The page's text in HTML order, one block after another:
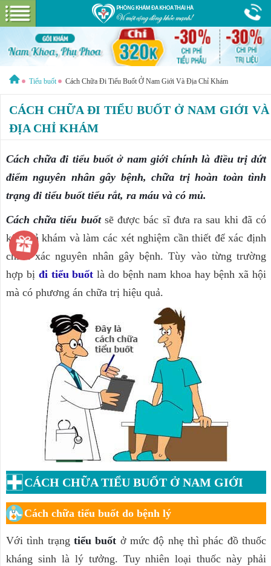
Hotline:0365 115 116 Miễn phí tư vấn
NAM KHOA
LIỆT DƯƠNG
XUẤT TINH SỚM
BAO QUY ĐẦU
VIÊM TINH HOÀN
VIÊM NIỆU ĐẠO
YẾU SINH LÝ
VÔ SINH
TIỂU BUỐT
PHÒNG KHÁM NAM KHOA
HÔI NÁCH
PHÒNG KHÁM
Tiểu buốt Cách Chữa Đi Tiểu Buốt Ở Nam Giới Và Địa Chỉ Khám
CÁCH CHỮA ĐI TIỂU BUỐT Ở NAM GIỚI VÀ
ĐỊA CHỈ KHÁM
Cách chữa đi tiểu buốt ở nam giới chính là điều trị dứt
điểm nguyên nhân gây bệnh, chữa trị hoàn toàn tình
trạng đi tiểu buốt tiểu rắt, ra máu và có mủ.
Cách chữa tiểu buốtsẽ được bác sĩ đưa ra sau khi đã có
kết quả khám và làm các xét nghiệm cần thiết để xác định
chính xác nguyên nhân gây bệnh. Tùy vào từng trường
hợp bị đi tiểu buốt là do bệnh nam khoa hay bệnh xã hội
mà có phương án chữa trị hiệu quả.
CÁCH CHỮA TIỂU BUỐT Ở NAM GIỚI
Cách chữa tiểu buốt do bệnh lý
Với tình trạng tiểu buốt ở mức độ nhẹ thì phác đồ thuốc
kháng sinh là lý tưởng. Tuy nhiên loại thuốc này phải